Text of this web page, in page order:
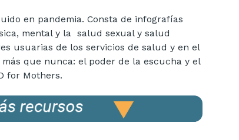
en pandemia. Consta de infografías
mental y la salud sexual y salud
usuarias de los servicios de salud y en el
que nunca: el poder de la escucha y el
for Mothers.